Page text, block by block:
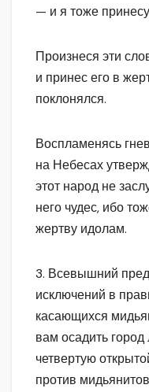
— и я тоже
Произнеся эти
и принес его в
поклонялся.
Воспламенясь
на Небесах
этот народ не
него чудес, ибо
жертву идолам.
3. Всевышний
исключений в
касающихся
вам осадить
четвертую
против